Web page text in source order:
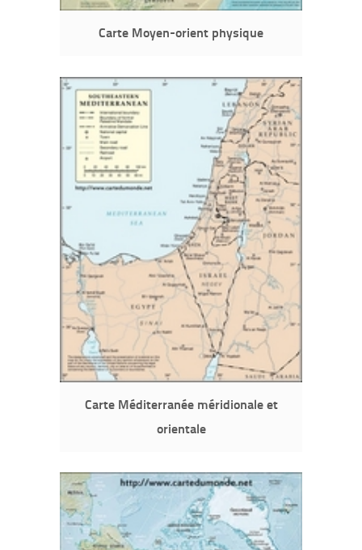
Carte Moyen-orient physique
Carte Méditerranée méridionale et
orientale